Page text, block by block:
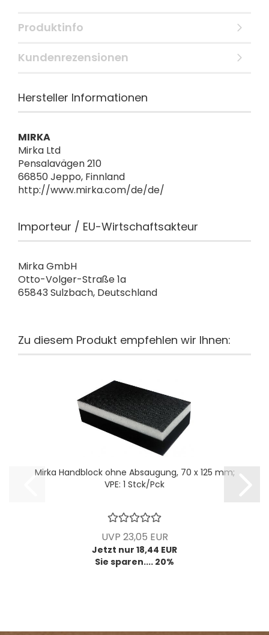
Produktinfo
Kundenrezensionen
Hersteller Informationen
MIRKA
Mirka Ltd
Pensalavägen 210
66850 Jeppo, Finnland
http://www.mirka.com/de/de/
Importeur / EU-Wirtschaftsakteur
Mirka GmbH
Otto-Volger-Straße 1a
65843 Sulzbach, Deutschland
Zu diesem Produkt empfehlen wir Ihnen:
Mirka Handblock ohne Absaugung, 70 x 125 mm;
VPE: 1 Stck/Pck
UVP 23,05 EUR
Jetzt nur 18,44 EUR
Sie sparen.... 20%